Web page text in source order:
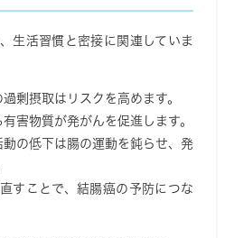
生活習慣と密接に関連していま
剰摂取はリスクを高めます。
害物質が発がんを促進します。
動の低下は腸の運動を鈍らせ、発
すことで、結腸癌の予防につな